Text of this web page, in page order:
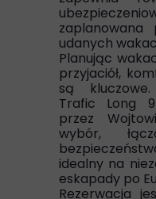
udanych
Planując
przyjaciół,
są
Trafic Long
przez
wybór,
idealny na
eskapady po
Rezerwacja